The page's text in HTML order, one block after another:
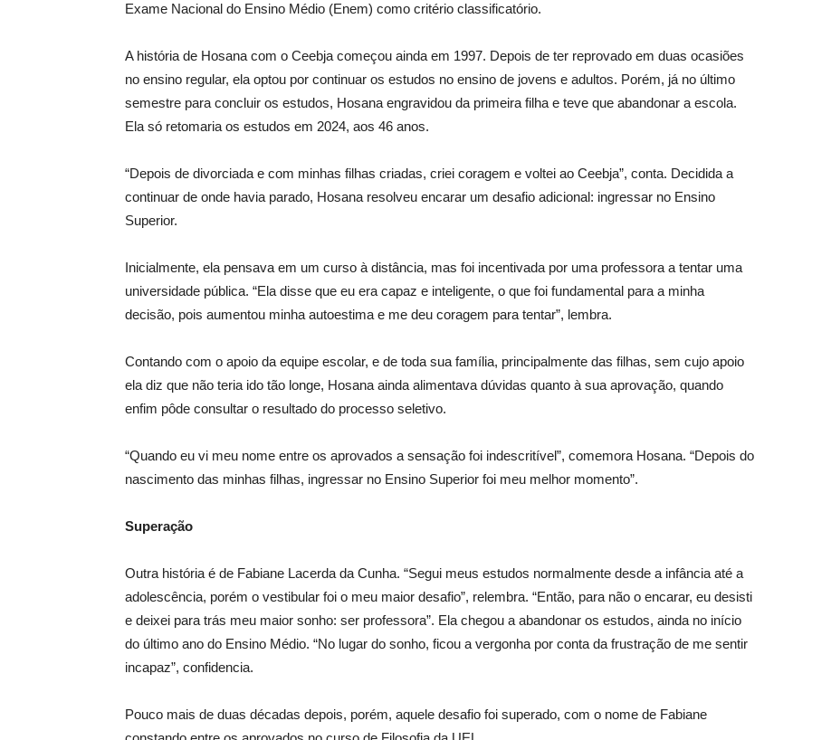
Exame Nacional do Ensino Médio (Enem) como critério classificatório.
A história de Hosana com o Ceebja começou ainda em 1997. Depois de ter reprovado em duas ocasiões
no ensino regular, ela optou por continuar os estudos no ensino de jovens e adultos. Porém, já no último
semestre para concluir os estudos, Hosana engravidou da primeira filha e teve que abandonar a escola.
Ela só retomaria os estudos em 2024, aos 46 anos.
“Depois de divorciada e com minhas filhas criadas, criei coragem e voltei ao Ceebja”, conta. Decidida a
continuar de onde havia parado, Hosana resolveu encarar um desafio adicional: ingressar no Ensino
Superior.
Inicialmente, ela pensava em um curso à distância, mas foi incentivada por uma professora a tentar uma
universidade pública. “Ela disse que eu era capaz e inteligente, o que foi fundamental para a minha
decisão, pois aumentou minha autoestima e me deu coragem para tentar”, lembra.
Contando com o apoio da equipe escolar, e de toda sua família, principalmente das filhas, sem cujo apoio
ela diz que não teria ido tão longe, Hosana ainda alimentava dúvidas quanto à sua aprovação, quando
enfim pôde consultar o resultado do processo seletivo.
“Quando eu vi meu nome entre os aprovados a sensação foi indescritível”, comemora Hosana. “Depois do
nascimento das minhas filhas, ingressar no Ensino Superior foi meu melhor momento”.
Superação
Outra história é de Fabiane Lacerda da Cunha. “Segui meus estudos normalmente desde a infância até a
adolescência, porém o vestibular foi o meu maior desafio”, relembra. “Então, para não o encarar, eu desisti
e deixei para trás meu maior sonho: ser professora”. Ela chegou a abandonar os estudos, ainda no início
do último ano do Ensino Médio. “No lugar do sonho, ficou a vergonha por conta da frustração de me sentir
incapaz”, confidencia.
Pouco mais de duas décadas depois, porém, aquele desafio foi superado, com o nome de Fabiane